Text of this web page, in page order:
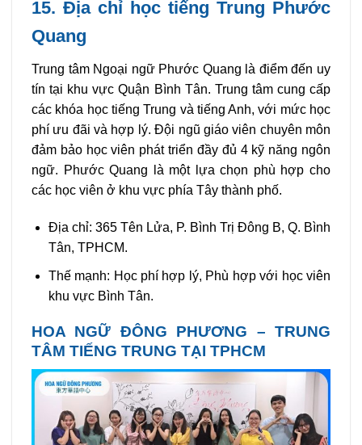
15. Địa chỉ học tiếng Trung Phước
Quang
Trung tâm Ngoại ngữ Phước Quang là điểm đến uy
tín tại khu vực Quận Bình Tân. Trung tâm cung cấp
các khóa học tiếng Trung và tiếng Anh, với mức học
phí ưu đãi và hợp lý. Đội ngũ giáo viên chuyên môn
đảm bảo học viên phát triển đầy đủ 4 kỹ năng ngôn
ngữ. Phước Quang là một lựa chọn phù hợp cho
các học viên ở khu vực phía Tây thành phố.
Địa chỉ: 365 Tên Lửa, P. Bình Trị Đông B, Q. Bình
Tân, TPHCM.
Thế mạnh: Học phí hợp lý, Phù hợp với học viên
khu vực Bình Tân.
HOA NGỮ ĐÔNG PHƯƠNG – TRUNG
TÂM TIẾNG TRUNG TẠI TPHCM